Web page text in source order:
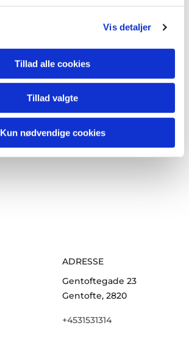
Vis detaljer
Tillad alle cookies
Tillad valgte
Kun nødvendige cookies
ADRESSE
Gentoftegade 23
Gentofte, 2820
+4531531314